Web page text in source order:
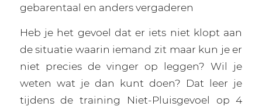
gebarentaal en anders vergaderen
Heb je het gevoel dat er iets niet klopt aan
de situatie waarin iemand zit maar kun je er
niet precies de vinger op leggen? Wil je
weten wat je dan kunt doen? Dat leer je
tijdens de training Niet-Pluisgevoel op 4